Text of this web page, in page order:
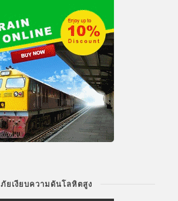
ภัยเงียบความดันโลหิตสูง